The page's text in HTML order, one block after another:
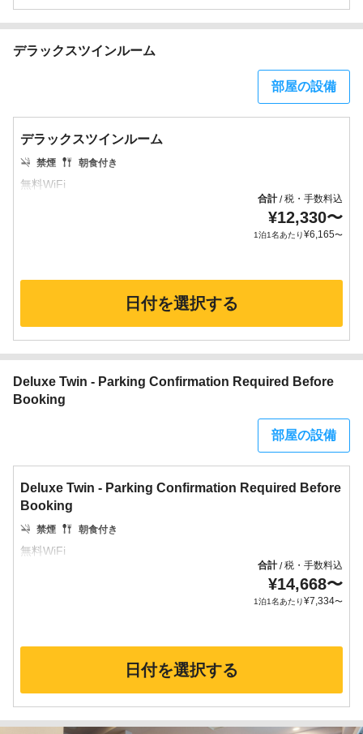
デラックスツインルーム
部屋の設備
デラックスツインルーム
禁煙 朝食付き
合計/税・手数料込
¥12,330〜
1泊1名あたり¥6,165〜
日付を選択する
Deluxe Twin - Parking Confirmation Required Before
Booking
部屋の設備
Deluxe Twin - Parking Confirmation Required Before
Booking
禁煙 朝食付き
合計/税・手数料込
¥14,668〜
1泊1名あたり¥7,334〜
日付を選択する